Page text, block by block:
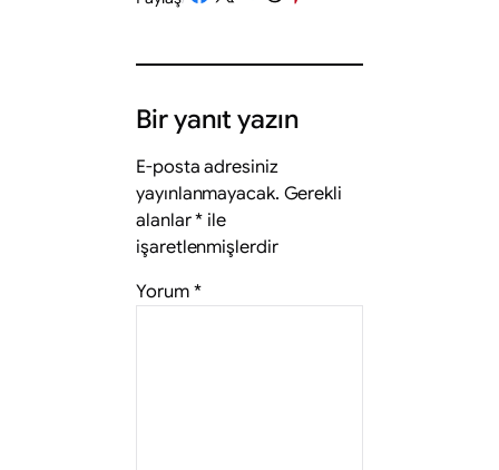
Bir yanıt yazın
E-posta adresiniz
yayınlanmayacak. Gerekli
alanlar* ile
işaretlenmişlerdir
Yorum *